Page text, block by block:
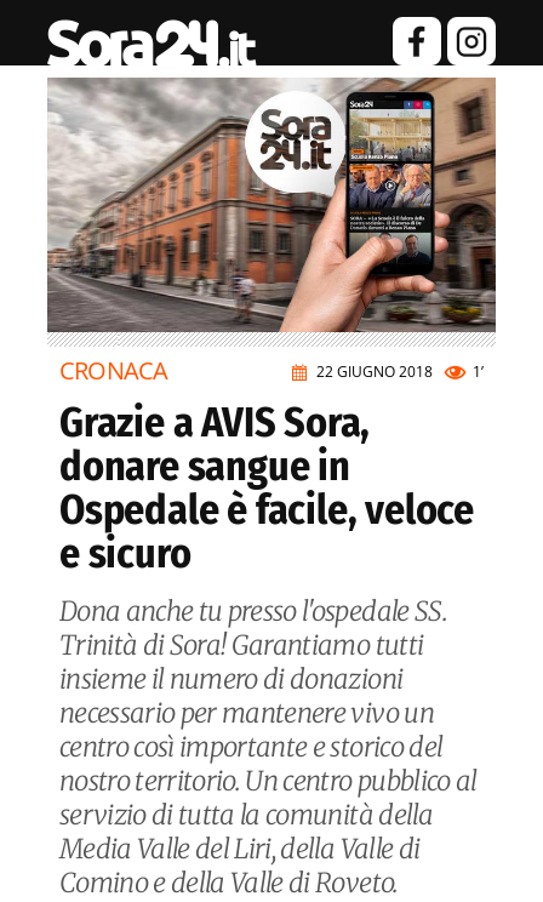
22 GIUGNO 2018 1’
CRONACA
Grazie a AVIS Sora,
donare sangue in
Ospedale è facile, veloce
e sicuro
Dona anche tu presso l'ospedale SS.
Trinità di Sora! Garantiamo tutti
insieme il numero di donazioni
necessario per mantenere vivo un
centro così importante e storico del
nostro territorio. Un centro pubblico al
servizio di tutta la comunità della
Media Valle del Liri, della Valle di
Comino e della Valle di Roveto.